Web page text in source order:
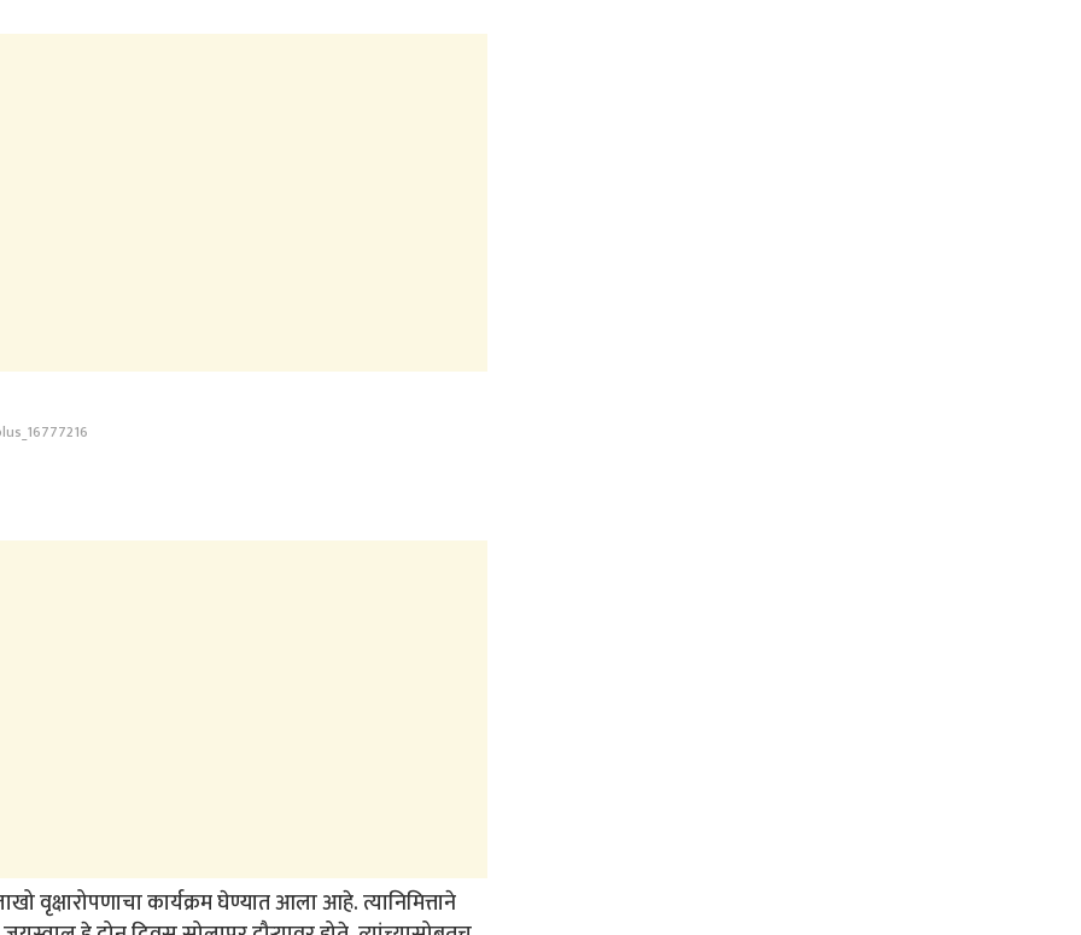
वृक्षारोपणाचा कार्यक्रम घेण्यात आला आहे. त्यानिमित्ताने